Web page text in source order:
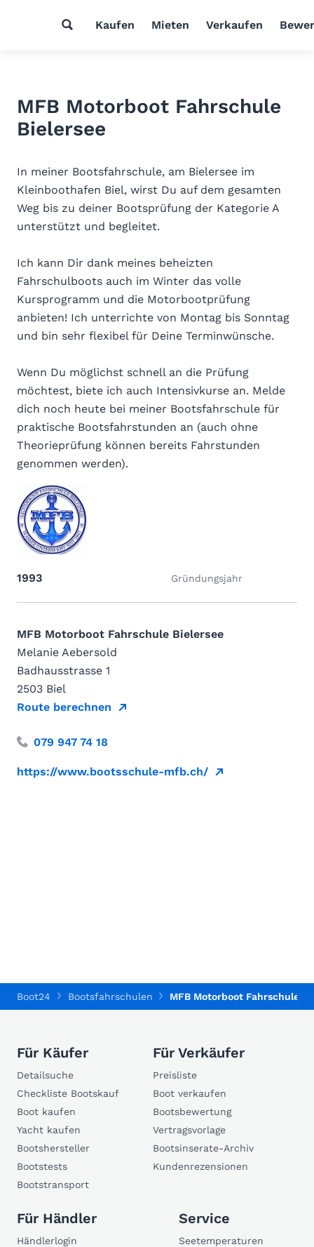
Kaufen Mieten Verkaufen
MFB Motorboot Fahrschule
Bielersee
In meiner Bootsfahrschule, am Bielersee im
Kleinboothafen Biel, wirst Du auf dem gesamten
Weg bis zu deiner Bootsprüfung der Kategorie A
unterstützt und begleitet.
Ich kann Dir dank meines beheizten
Fahrschulboots auch im Winter das volle
Kursprogramm und die Motorbootprüfung
anbieten! Ich unterrichte von Montag bis Sonntag
und bin sehr flexibel für Deine Terminwünsche.
Wenn Du möglichst schnell an die Prüfung
möchtest, biete ich auch Intensivkurse an. Melde
dich noch heute bei meiner Bootsfahrschule für
praktische Bootsfahrstunden an (auch ohne
Theorieprüfung können bereits Fahrstunden
genommen werden).
1993 Gründungsjahr
MFB Motorboot Fahrschule Bielersee
Melanie Aebersold
Badhausstrasse 1
2503 Biel
Route berechnen
079 947 74 18
https://www.bootsschule-mfb.ch/
Boot24 Bootsfahrschulen MFB Motorboot Fahrschule
Für Käufer
Detailsuche
Checkliste Bootskauf
Boot kaufen
Yacht kaufen
Bootshersteller
Bootstests
Bootstransport
Für Verkäufer
Preisliste
Boot verkaufen
Bootsbewertung
Vertragsvorlage
Bootsinserate-Archiv
Kundenrezensionen
Für Händler
Händlerlogin
Service
Seetemperaturen